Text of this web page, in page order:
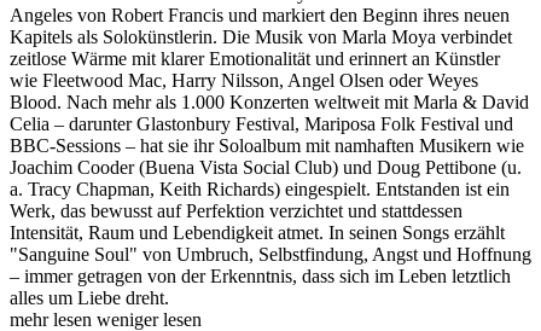
Angeles von Robert Francis und markiert den Beginn ihres neuen
Kapitels als Solokünstlerin. Die Musik von Marla Moya verbindet
zeitlose Wärme mit klarer Emotionalität und erinnert an Künstler
wie Fleetwood Mac, Harry Nilsson, Angel Olsen oder Weyes
Blood. Nach mehr als 1.000 Konzerten weltweit mit Marla & David
Celia – darunter Glastonbury Festival, Mariposa Folk Festival und
BBC-Sessions – hat sie ihr Soloalbum mit namhaften Musikern wie
Joachim Cooder (Buena Vista Social Club) und Doug Pettibone (u.
a. Tracy Chapman, Keith Richards) eingespielt. Entstanden ist ein
Werk, das bewusst auf Perfektion verzichtet und stattdessen
Intensität, Raum und Lebendigkeit atmet. In seinen Songs erzählt
"Sanguine Soul" von Umbruch, Selbstfindung, Angst und Hoffnung
– immer getragen von der Erkenntnis, dass sich im Leben letztlich
alles um Liebe dreht.
mehr lesen weniger lesen